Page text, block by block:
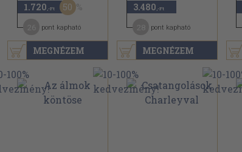
MEGNÉZEM
1.720 ,-Ft 50
pont kapható
MEGNÉZEM
3.480 ,-Ft
pont kapható